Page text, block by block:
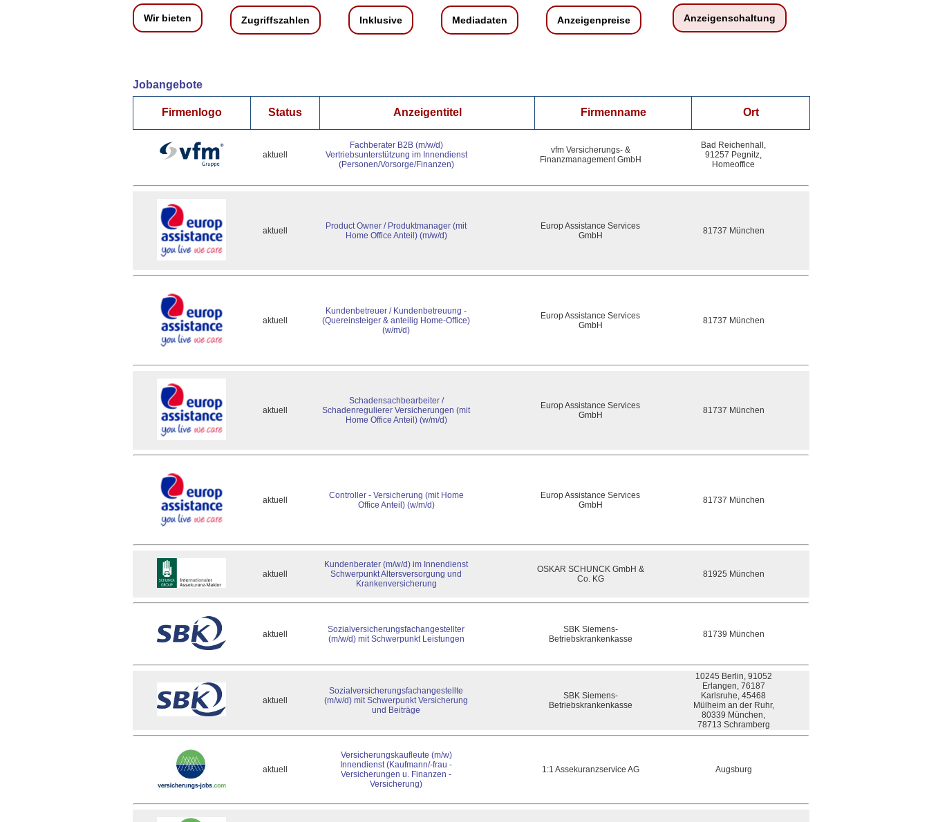
Wir bieten Zugriffszahlen Inklusive Mediadaten Anzeigenpreise Anzeigenschaltung
Jobangebote
Firmenlogo Status Anzeigentitel Firmenname Ort
aktuell
Fachberater B2B (m/w/d)
Vertriebsunterstützung im Innendienst
(Personen/Vorsorge/Finanzen)
vfm Versicherungs- &
Finanzmanagement GmbH
Bad Reichenhall,
91257 Pegnitz,
Homeoffice
aktuell
Product Owner / Produktmanager (mit
Home Office Anteil) (m/w/d)
Europ Assistance Services
GmbH
81737 München
aktuell
Kundenbetreuer / Kundenbetreuung -
(Quereinsteiger & anteilig Home-Office)
(w/m/d)
Europ Assistance Services
GmbH
81737 München
aktuell
Schadensachbearbeiter /
Schadenregulierer Versicherungen (mit
Home Office Anteil) (w/m/d)
Europ Assistance Services
GmbH
81737 München
aktuell
Controller - Versicherung (mit Home
Office Anteil) (w/m/d)
Europ Assistance Services
GmbH
81737 München
aktuell
Kundenberater (m/w/d) im Innendienst
Schwerpunkt Altersversorgung und
Krankenversicherung
OSKAR SCHUNCK GmbH &
Co. KG
81925 München
aktuell
Sozialversicherungsfachangestellter
(m/w/d) mit Schwerpunkt Leistungen
SBK Siemens-
Betriebskrankenkasse
81739 München
aktuell
Sozialversicherungsfachangestellte
(m/w/d) mit Schwerpunkt Versicherung
und Beiträge
SBK Siemens-
Betriebskrankenkasse
10245 Berlin, 91052
Erlangen, 76187
Karlsruhe, 45468
Mülheim an der Ruhr,
80339 München,
78713 Schramberg
aktuell
Versicherungskaufleute (m/w)
Innendienst (Kaufmann/-frau -
Versicherungen u. Finanzen -
Versicherung)
1:1 Assekuranzservice AG Augsburg